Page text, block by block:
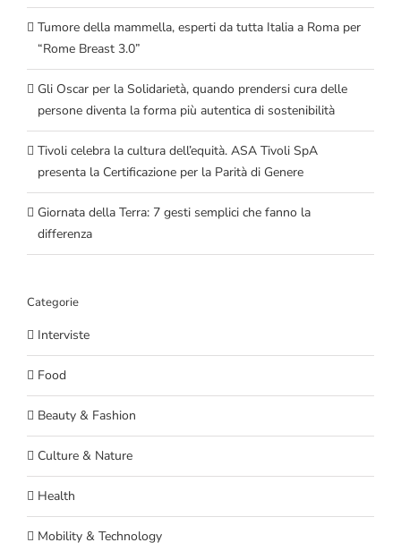
Tumore della mammella, esperti da tutta Italia a Roma per
“Rome Breast 3.0”
Gli Oscar per la Solidarietà, quando prendersi cura delle
persone diventa la forma più autentica di sostenibilità
Tivoli celebra la cultura dell’equità. ASA Tivoli SpA
presenta la Certificazione per la Parità di Genere
Giornata della Terra: 7 gesti semplici che fanno la
differenza
Categorie
Interviste
Food
Beauty & Fashion
Culture & Nature
Health
Mobility & Technology